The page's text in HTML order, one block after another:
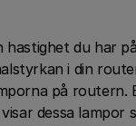
hastighet du har
i din
på
dessa lampor